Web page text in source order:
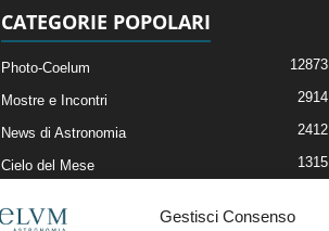
Gestisci Consenso
CATEGORIE POPOLARI
Photo-Coelum 12873
Mostre e Incontri 2914
News di Astronomia 2412
Cielo del Mese 1315